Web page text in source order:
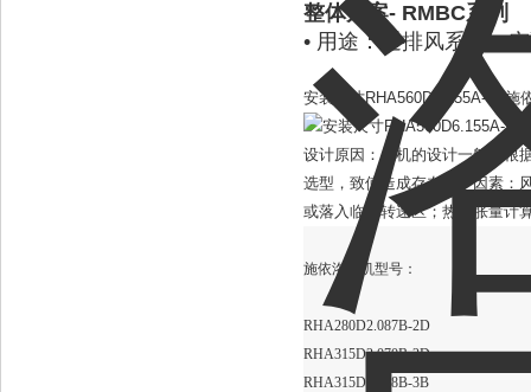
整体方案- RMBC系列
• 用途：通排风系统、
安装尺寸RHA560D6.155A-3D施
设计原因：风机的设计一般是根
选型，致使造成存在如下因素：
或落入临界转速区；热膨胀量计
施依洛风机型号：
RHA280D2.087B-2D
RHA315D2.070B-2D
RHA315D2.098B-3B